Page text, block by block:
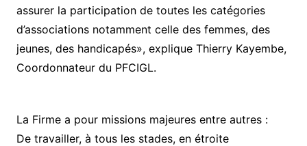
assurer la participation de toutes les catégories
d’associations notamment celle des femmes, des
jeunes, des handicapés», explique Thierry Kayembe,
Coordonnateur du PFCIGL.
La Firme a pour missions majeures entre autres :
De travailler, à tous les stades, en étroite